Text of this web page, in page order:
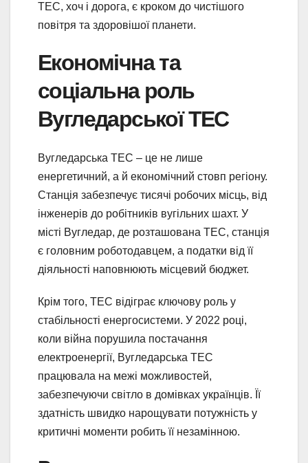
ТЕС, хоч і дорога, є кроком до чистішого
повітря та здоровішої планети.
Економічна та
соціальна роль
Вугледарської ТЕС
Вугледарська ТЕС – це не лише
енергетичний, а й економічний стовп регіону.
Станція забезпечує тисячі робочих місць, від
інженерів до робітників вугільних шахт. У
місті Вугледар, де розташована ТЕС, станція
є головним роботодавцем, а податки від її
діяльності наповнюють місцевий бюджет.
Крім того, ТЕС відіграє ключову роль у
стабільності енергосистеми. У 2022 році,
коли війна порушила постачання
електроенергії, Вугледарська ТЕС
працювала на межі можливостей,
забезпечуючи світло в домівках українців. Її
здатність швидко нарощувати потужність у
критичні моменти робить її незамінною.